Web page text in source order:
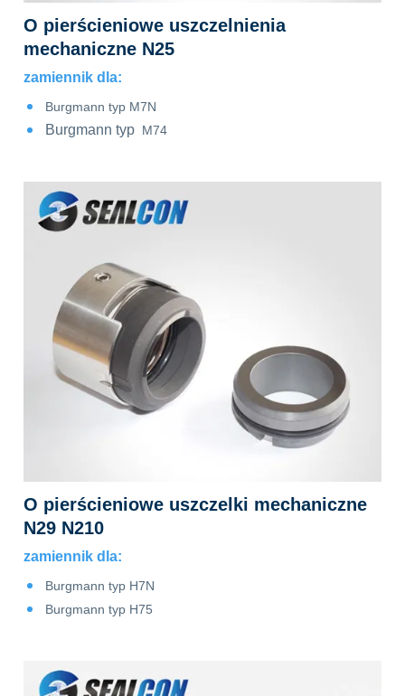
O pierścieniowe uszczelnienia
mechaniczne N25
zamiennik dla:
Burgmann typ M7N
Burgmann typ M74
O pierścieniowe uszczelki mechaniczne
N29 N210
zamiennik dla:
Burgmann typ H7N
Burgmann typ H75